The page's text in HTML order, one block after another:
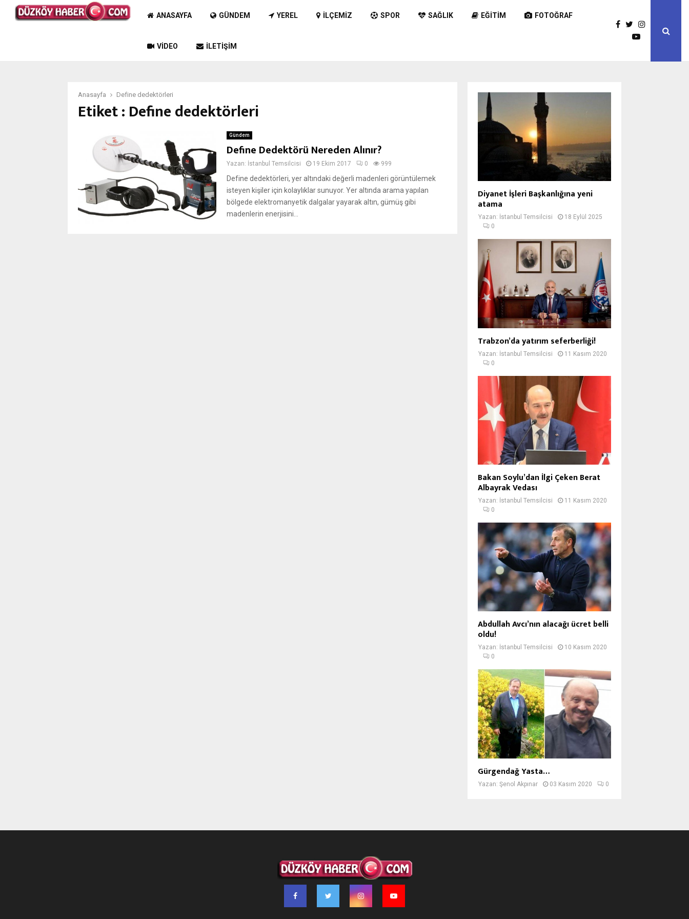
ANASAYFA GÜNDEM YEREL İLÇEMIZ SPOR SAĞLIK EĞITIM FOTOĞRAF
VIDEO İLETIŞIM
Anasayfa Define dedektörleri
Etiket : Define dedektörleri
Gündem
Define Dedektörü Nereden Alınır?
Yazan: İstanbul Temsilcisi 19 Ekim 2017 0 999
Define dedektörleri, yer altındaki değerli madenleri görüntülemek
isteyen kişiler için kolaylıklar sunuyor. Yer altında arama yapılan
bölgede elektromanyetik dalgalar yayarak altın, gümüş gibi
madenlerin enerjisini...
Diyanet İşleri Başkanlığına yeni
atama
Yazan: İstanbul Temsilcisi
18 Eylül 2025
0
Trabzon’da yatırım seferberliği!
Yazan: İstanbul Temsilcisi
11 Kasım 2020
0
Bakan Soylu’dan İlgi Çeken Berat
Albayrak Vedası
Yazan: İstanbul Temsilcisi
11 Kasım 2020
0
Abdullah Avcı’nın alacağı ücret belli
oldu!
Yazan: İstanbul Temsilcisi
10 Kasım 2020
0
Gürgendağ Yasta…
Yazan: Şenol Akpınar 03 Kasım 2020 0